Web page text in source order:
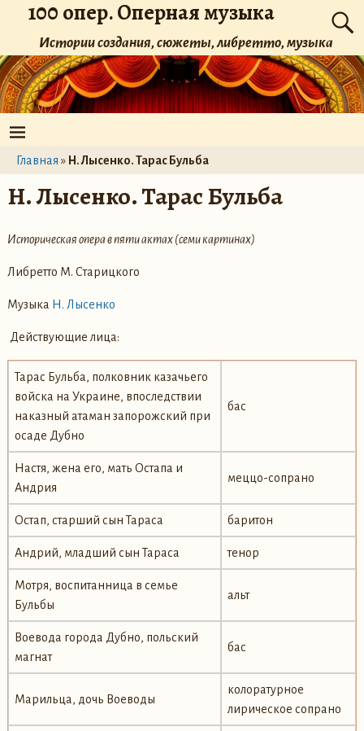
100 опер. Оперная музыка
Истории создания, сюжеты, либретто, музыка
Главная » Н. Лысенко. Тарас Бульба
Н. Лысенко. Тарас Бульба
Историческая опера в пяти актах (семи картинах)
Либретто М. Старицкого
Музыка Н. Лысенко
Действующие лица:
Тарас Бульба, полковник казачьего
войска на Украине, впоследствии
наказный атаман запорожский при
осаде Дубно
бас
Настя, жена его, мать Остапа и
Андрия
меццо-сопрано
Остап, старший сын Тараса баритон
Андрий, младший сын Тараса тенор
Мотря, воспитанница в семье
Бульбы
альт
Воевода города Дубно, польский
магнат
бас
Марильца, дочь Воеводы
колоратурное
лирическое сопрано